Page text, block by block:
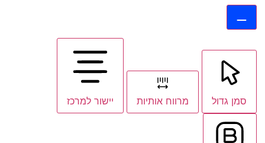
סמן גדול מרווח אותיות יישור למרכז